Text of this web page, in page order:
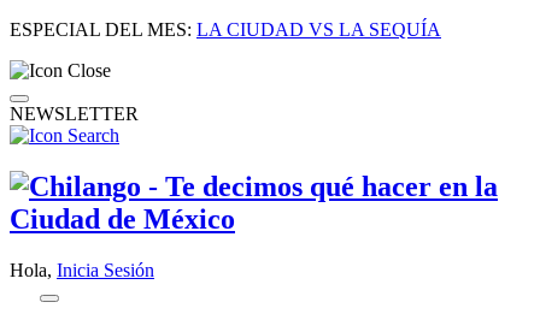
ESPECIAL DEL MES: LA CIUDAD VS LA SEQUÍA
NEWSLETTER
Hola, Inicia Sesión